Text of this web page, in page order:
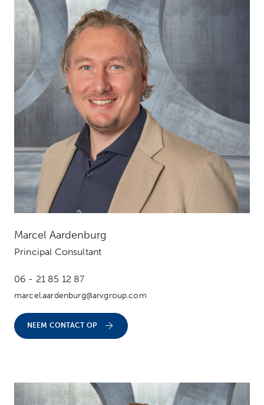
Marcel Aardenburg
Principal Consultant
06 - 21 85 12 87
marcel.aardenburg@arvgroup.com
NEEM CONTACT OP